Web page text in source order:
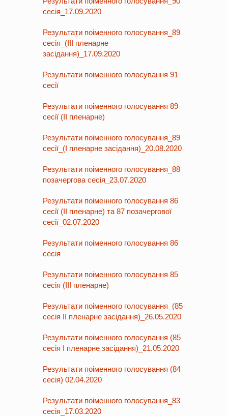
сесія_17.09.2020
Результати поіменного голосування_89
сесія_(ІІІ пленарне
засідання)_17.09.2020
Результати поіменного голосування 91
сесії
Результати поіменного голосування 89
сесії (ІІ пленарне)
Результати поіменного голосування_89
сесії_(І пленарне засідання)_20.08.2020
Результати поіменного голосування_88
позачергова сесія_23.07.2020
Результати поіменного голосування 86
сесії (ІІ пленарне) та 87 позачергової
сесії_02.07.2020
Результати поіменного голосування 86
сесія
Результати поіменного голосування 85
сесія (ІІІ пленарне)
Результати поіменного голосування_(85
сесія ІІ пленарне засідання)_26.05.2020
Результати поіменного голосування (85
сесія І пленарне засідання)_21.05.2020
Результати поіменного голосування (84
сесія) 02.04.2020
Результати поіменного голосування_83
сесія_17.03.2020